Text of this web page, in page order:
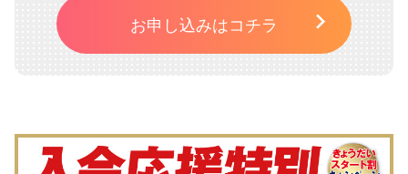
お申し込みはコチラ